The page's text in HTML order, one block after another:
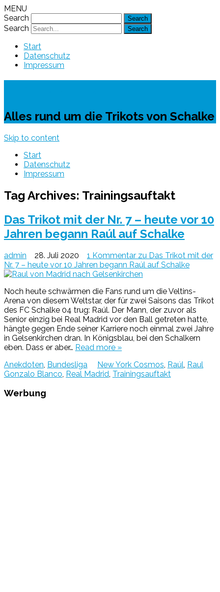
MENU
Search
Search
Start
Datenschutz
Impressum
Alles rund um die Trikots von Schalke
Skip to content
Start
Datenschutz
Impressum
Tag Archives: Trainingsauftakt
Das Trikot mit der Nr. 7 – heute vor 10
Jahren begann Raúl auf Schalke
admin 28. Juli 2020 1 Kommentar zu Das Trikot mit der
Nr. 7 – heute vor 10 Jahren begann Raúl auf Schalke
Noch heute schwärmen die Fans rund um die Veltins-
Arena von diesem Weltstar, der für zwei Saisons das Trikot
des FC Schalke 04 trug: Raúl. Der Mann, der zuvor als
Senior einzig bei Real Madrid vor den Ball getreten hatte,
hängte gegen Ende seiner Karriere noch einmal zwei Jahre
in Gelsenkirchen dran. In Königsblau, bei den Schalkern
eben. Dass er aber… Read more »
Anekdoten Bundesliga New York Cosmos Raúl Raul
Gonzalo Blanco Real Madrid Trainingsauftakt
Werbung